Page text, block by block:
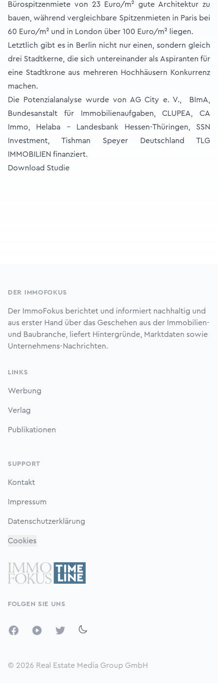
Bürospitzenmiete von 23 Euro/m² gute Architektur zu
bauen, während vergleichbare Spitzenmieten in Paris bei
60 Euro/m² und in London über 100 Euro/m² liegen.
Letztlich gibt es in Berlin nicht nur einen, sondern gleich
drei Stadtkerne, die sich untereinander als Aspiranten für
eine Stadtkrone aus mehreren Hochhäusern Konkurrenz
machen.
Die Potenzialanalyse wurde von AG City e. V.
BImA,
Bundesanstalt für Immobilienaufgaben , CLUPEA, CA
Immo
Helaba – Landesbank Hessen-Thüringen ,SSN
Investment
Tishman Speyer Deutschland
TLG
IMMOBILIEN finanziert.
Download Studie
DER IMMOFOKUS
Der ImmoFokus berichtet und informiert nachhaltig und
aus erster Hand über das Geschehen aus der Immobilien-
und Baubranche, liefert Hintergründe, Marktdaten sowie
Unternehmens-Nachrichten.
LINKS
Werbung
Verlag
Publikationen
SUPPORT
Kontakt
Impressum
Datenschutzerklärung
Cookies
FOLGEN SIE UNS
FacebookYouTubeTwitter
© 2026 Real Estate Media Group GmbH